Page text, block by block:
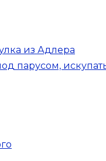
из Адлера
парусом,